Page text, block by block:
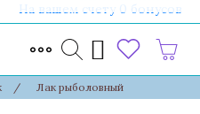
На вашем счету 0 бонусов
/ Лак рыболовный